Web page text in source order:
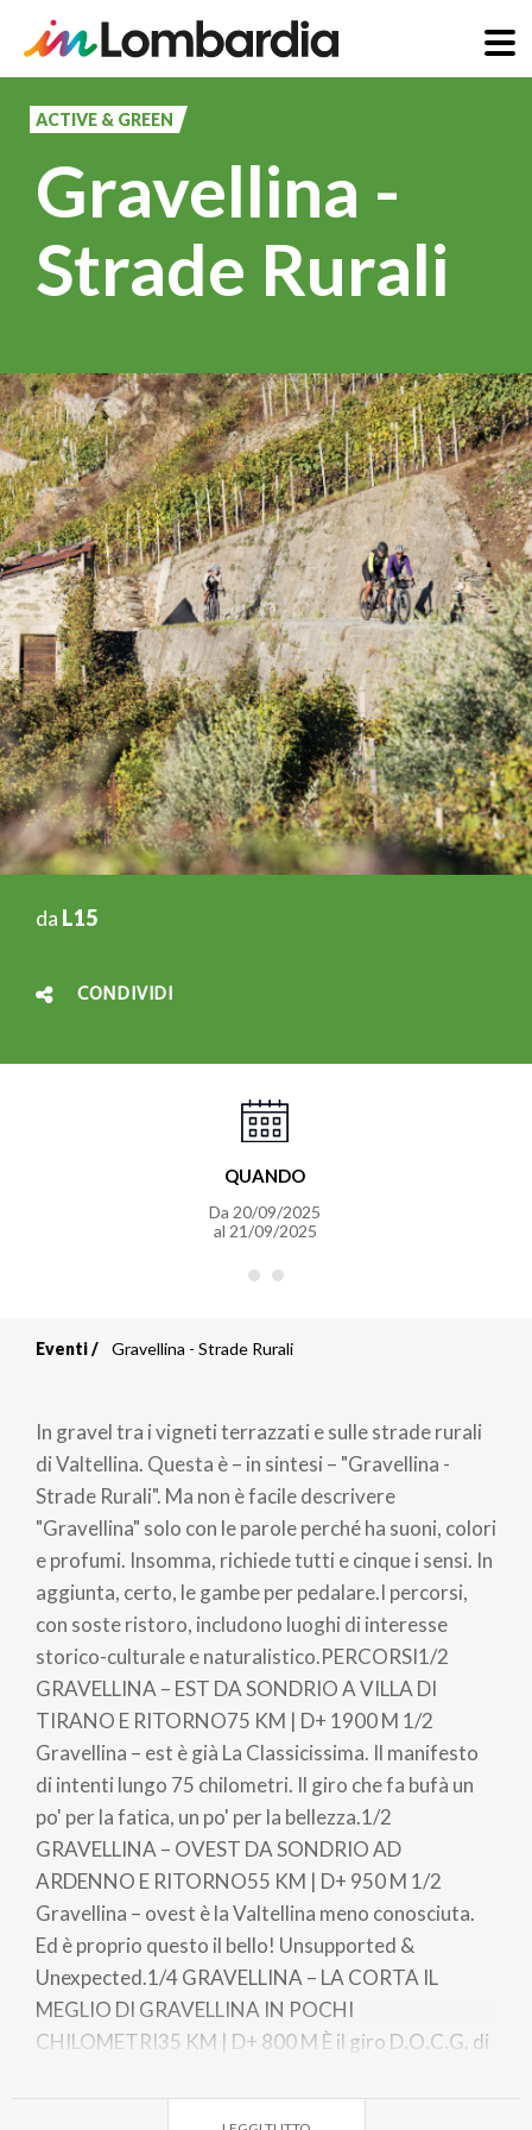
principale
ACTIVE & GREEN
Gravellina -
Strade Rurali
da L15
CONDIVIDI
QUANDO
Da 20/09/2025
al 21/09/2025
di
pane
Eventi Gravellina - Strade Rurali
In gravel tra i vigneti terrazzati e sulle strade rurali
di Valtellina. Questa è – in sintesi – "Gravellina -
Strade Rurali". Ma non è facile descrivere
"Gravellina" solo con le parole perché ha suoni, colori
e profumi. Insomma, richiede tutti e cinque i sensi. In
aggiunta, certo, le gambe per pedalare.I percorsi,
con soste ristoro, includono luoghi di interesse
storico-culturale e naturalistico.PERCORSI1/2
GRAVELLINA – EST DA SONDRIO A VILLA DI
TIRANO E RITORNO75 KM | D+ 1900 M 1/2
Gravellina – est è già La Classicissima. Il manifesto
di intenti lungo 75 chilometri. Il giro che fa bufà un
po' per la fatica, un po' per la bellezza.1/2
GRAVELLINA – OVEST DA SONDRIO AD
ARDENNO E RITORNO55 KM | D+ 950 M 1/2
Gravellina – ovest è la Valtellina meno conosciuta.
Ed è proprio questo il bello! Unsupported &
Unexpected.1/4 GRAVELLINA – LA CORTA IL
MEGLIO DI GRAVELLINA IN POCHI
CHILOMETRI35 KM | D+ 800 M È il giro D.O.C.G. di
ma uguale è lo spirito.LA CORTA IN MOUNTAIN